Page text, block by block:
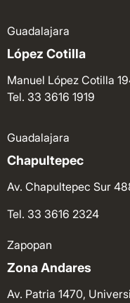
Guadalajara
López Cotilla
Manuel López Cotilla
Tel. 33 3616 1919
Guadalajara
Chapultepec
Av. Chapultepec Sur
Tel. 33 3616 2324
Zapopan
Zona Andares
Av. Patria 1470,